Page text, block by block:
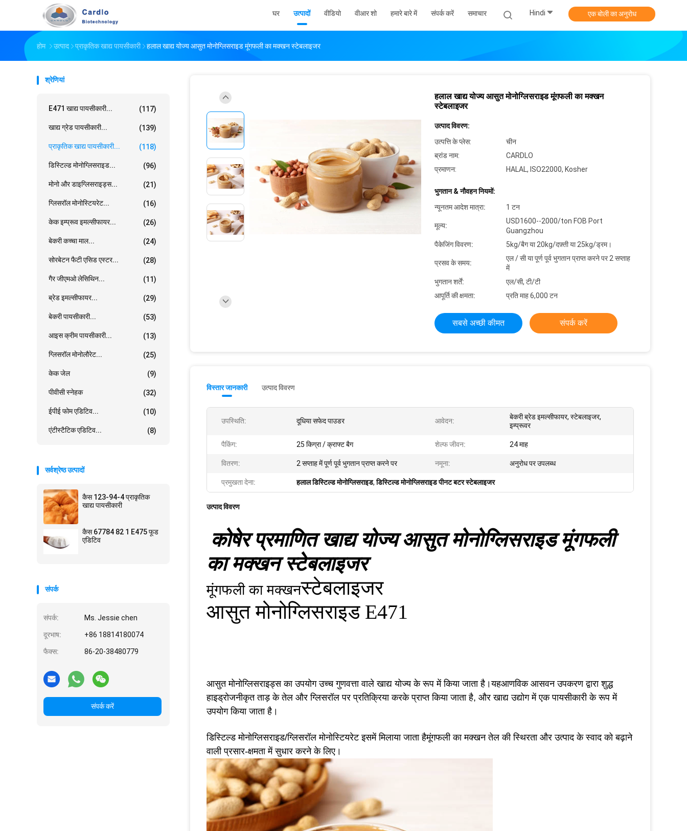
घर उत्पादों वीडियो वीआर शो हमारे बारे में संपर्क करें समाचार Hindi एक बोली का अनुरोध
होम उत्पाद प्राकृतिक खाद्य पायसीकारी हलाल खाद्य योज्य आसुत मोनोग्लिसराइड मूंगफली का मक्खन स्टेबलाइजर
श्रेणियां
E471 खाद्य पायसीकारी... (117)
खाद्य ग्रेड पायसीकारी... (139)
प्राकृतिक खाद्य पायसीकारी... (118)
डिस्टिल्ड मोनोग्लिसराइड... (96)
मोनो और डाइग्लिसराइड्स... (21)
ग्लिसरॉल मोनोस्टियरेट... (16)
केक इम्प्रूव इमल्सीफायर... (26)
बेकरी कच्चा माल... (24)
सोरबेटन फैटी एसिड एस्टर... (28)
गैर जीएमओ लेसिथिन... (11)
ब्रेड इमल्सीफायर... (29)
बेकरी पायसीकारी... (53)
आइस क्रीम पायसीकारी... (13)
ग्लिसरॉल मोनोलौरेट... (25)
केक जेल (9)
पीवीसी स्नेहक (32)
ईपीई फोम एडिटिव... (10)
एंटीस्टैटिक एडिटिव... (8)
सर्वश्रेष्ठ उत्पादों
कैस 123-94-4 प्राकृतिक
खाद्य पायसीकारी
कैस 67784 82 1 E475 फूड
एडिटिव
संपर्क
संपर्क: Ms. Jessie chen
दूरभाष: +86 18814180074
फैक्स: 86-20-38480779
संपर्क करें
हलाल खाद्य योज्य आसुत मोनोग्लिसराइड मूंगफली का मक्खन
स्टेबलाइजर
उत्पाद विवरण:
उत्पत्ति के प्लेस:
चीन
ब्रांड नाम:
CARDLO
प्रमाणन:
HALAL, ISO22000, Kosher
भुगतान & नौवहन नियमों:
न्यूनतम आदेश मात्रा:
1 टन
मूल्य:
USD1600--2000/ton FOB Port
Guangzhou
पैकेजिंग विवरण:
5kg/बैग या 20kg/दफ़्ती या 25kg/ड्रम।
प्रसव के समय:
एल / सी या पूर्ण पूर्व भुगतान प्राप्त करने पर 2 सप्ताह
में
भुगतान शर्तें:
एल/सी, टी/टी
आपूर्ति की क्षमता:
प्रति माह 6,000 टन
सबसे अच्छी कीमत संपर्क करें
विस्तार जानकारी उत्पाद विवरण
उपस्थिति: दूधिया सफेद पाउडर आवेदन:
बेकरी ब्रेड इमल्सीफायर, स्टेबलाइजर,
इम्प्रूवर
पैकिंग: 25 किग्रा / क्राफ्ट बैग शेल्फ जीवन: 24 माह
वितरण: 2 सप्ताह में पूर्ण पूर्व भुगतान प्राप्त करने पर नमूना: अनुरोध पर उपलब्ध
प्रमुखता देना: हलाल डिस्टिल्ड मोनोग्लिसराइड,डिस्टिल्ड मोनोग्लिसराइड पीनट बटर स्टेबलाइजर
उत्पाद विवरण
कोषेर प्रमाणित खाद्य योज्य आसुत मोनोग्लिसराइड मूंगफली
का मक्खन स्टेबलाइजर
मूंगफली का मक्खनस्टेबलाइजर
आसुत मोनोग्लिसराइड E471
आसुत मोनोग्लिसराइड्स का उपयोग उच्च गुणवत्ता वाले खाद्य योज्य के रूप में किया जाता है।यहआणविक आसवन उपकरण द्वारा शुद्ध
हाइड्रोजनीकृत ताड़ के तेल और ग्लिसरॉल पर प्रतिक्रिया करके प्राप्त किया जाता है, और खाद्य उद्योग में एक पायसीकारी के रूप में
उपयोग किया जाता है।
डिस्टिल्ड मोनोग्लिसराइड/ग्लिसरॉल मोनोस्टियरेट इसमें मिलाया जाता हैमूंगफली का मक्खन तेल की स्थिरता और उत्पाद के स्वाद को बढ़ाने
वाली प्रसार-क्षमता में सुधार करने के लिए।